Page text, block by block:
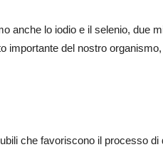
anche lo iodio e il selenio, due
importante del nostro
che favoriscono il processo